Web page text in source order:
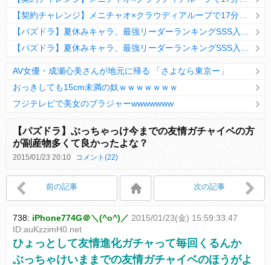
Powered by livedoor 相互RSS
AV女優・成瀬心美さんが地元に帰る 「さよなら東京ー」
おっきしても15cm未満の奴ｗｗｗｗｗｗｗ
フジテレビで美女のブラジャーwwwwwww
【パズドラ】ぶっちゃっけ今までの友情ガチャイベの方
が副産物多くて良かったよな？
2015/01/23 20:10 コメント(22)
前の記事 次の記事
738: iPhone774G＠＼(^o^)／ 2015/01/23(金) 15:59:33.47
ID:auKzzimH0.net
ひょっとして友情進化ガチャって毎回くるんか
ぶっちゃけいままでの友情ガチャイベのほうがよ